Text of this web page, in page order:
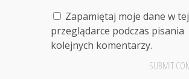
Zapamiętaj moje dane w tej
przeglądarce podczas pisania
kolejnych komentarzy.